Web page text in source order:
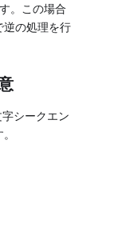
。この場合
逆の処理を行
シークエン